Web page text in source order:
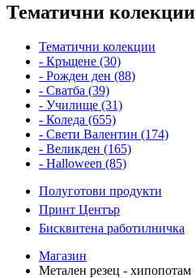
Тематични колекции
Тематични колекции
- Кръщене (30)
- Рожден ден (88)
- Сватба (39)
- Училище (31)
- Коледа (655)
- Свети Валентин (174)
- Великден (165)
- Halloween (85)
Полуготови продукти
Принт Център
Бисквитена работилничка
Магазин
Метален резец - хипопотам